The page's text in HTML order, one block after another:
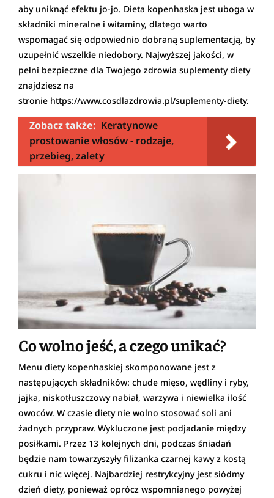
aby uniknąć efektu jo-jo. Dieta kopenhaska jest uboga w
składniki mineralne i witaminy, dlatego warto
wspomagać się odpowiednio dobraną suplementacją, by
uzupełnić wszelkie niedobory. Najwyższej jakości, w
pełni bezpieczne dla Twojego zdrowia suplementy diety
znajdziesz na
stronie https://www.cosdlazdrowia.pl/suplementy-diety.
Zobacz także: Keratynowe
prostowanie włosów - rodzaje,
przebieg, zalety
Co wolno jeść, a czego unikać?
Menu diety kopenhaskiej skomponowane jest z
następujących składników: chude mięso, wędliny i ryby,
jajka, niskotłuszczowy nabiał, warzywa i niewielka ilość
owoców. W czasie diety nie wolno stosować soli ani
żadnych przypraw. Wykluczone jest podjadanie między
posiłkami. Przez 13 kolejnych dni, podczas śniadań
będzie nam towarzyszyły filiżanka czarnej kawy z kostą
cukru i nic więcej. Najbardziej restrykcyjny jest siódmy
dzień diety, ponieważ oprócz wspomnianego powyżej